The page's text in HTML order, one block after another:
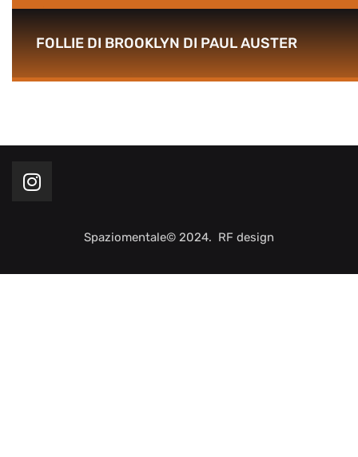
FOLLIE DI BROOKLYN DI PAUL AUSTER
Spaziomentale© 2024. RF design